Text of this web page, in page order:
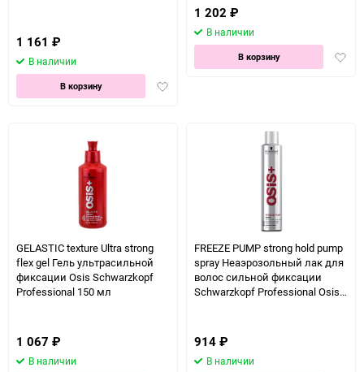
1 161 ₽
В наличии
Добавить
В корзину
1 202 ₽
В наличии
В корзину
GELASTIC texture Ultra strong
flex gel Гель ультрасильной
фиксации Osis Schwarzkopf
Professional 150 мл
1 067 ₽
В наличии
FREEZE PUMP strong hold pump
spray Неаэрозольный лак для
волос сильной фиксации
Schwarzkopf Professional Osis
914 ₽
В наличии